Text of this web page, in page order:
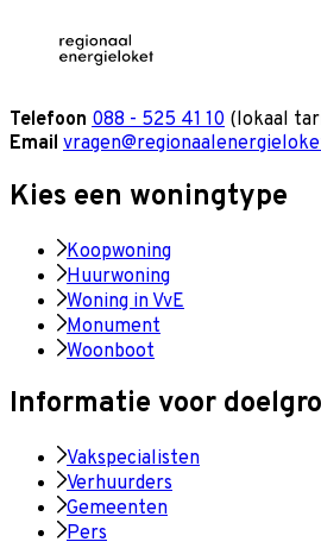
Telefoon 088 - 525 41 10 (lokaal
Email
Kies een woningtype
Koopwoning
Huurwoning
Woning in VvE
Monument
Woonboot
Informatie voor
Vakspecialisten
Verhuurders
Gemeenten
Pers